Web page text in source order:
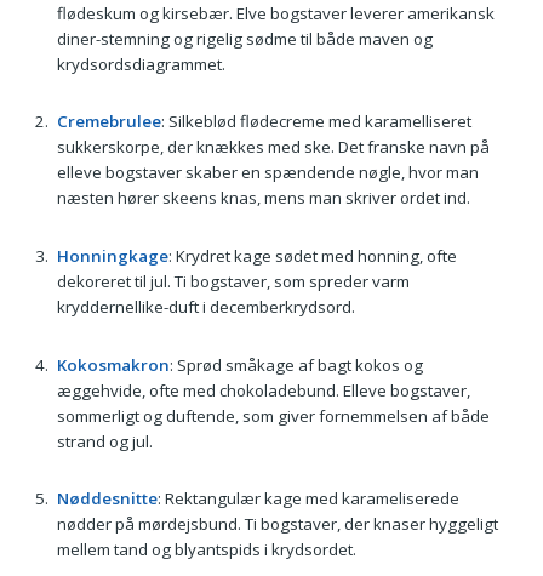
flødeskum og kirsebær. Elve bogstaver leverer amerikansk
diner-stemning og rigelig sødme til både maven og
krydsordsdiagrammet.
Cremebrulee: Silkeblød flødecreme med karamelliseret
sukkerskorpe, der knækkes med ske. Det franske navn på
elleve bogstaver skaber en spændende nøgle, hvor man
næsten hører skeens knas, mens man skriver ordet ind.
Honningkage: Krydret kage sødet med honning, ofte
dekoreret til jul. Ti bogstaver, som spreder varm
kryddernellike-duft i decemberkrydsord.
Kokosmakron: Sprød småkage af bagt kokos og
æggehvide, ofte med chokoladebund. Elleve bogstaver,
sommerligt og duftende, som giver fornemmelsen af både
strand og jul.
Nøddesnitte: Rektangulær kage med karameliserede
nødder på mørdejsbund. Ti bogstaver, der knaser hyggeligt
mellem tand og blyantspids i krydsordet.